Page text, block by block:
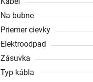
Na bubne
Priemer cievky
Elektroodpad
Zásuvka
Typ kábla